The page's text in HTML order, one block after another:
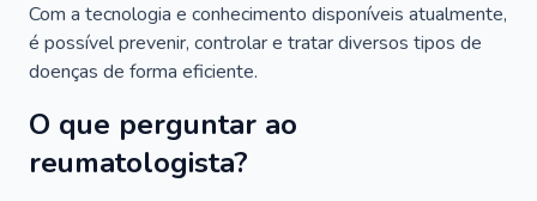
Com a tecnologia e conhecimento disponíveis atualmente,
é possível prevenir, controlar e tratar diversos tipos de
doenças de forma eficiente.
O que perguntar ao
reumatologista?